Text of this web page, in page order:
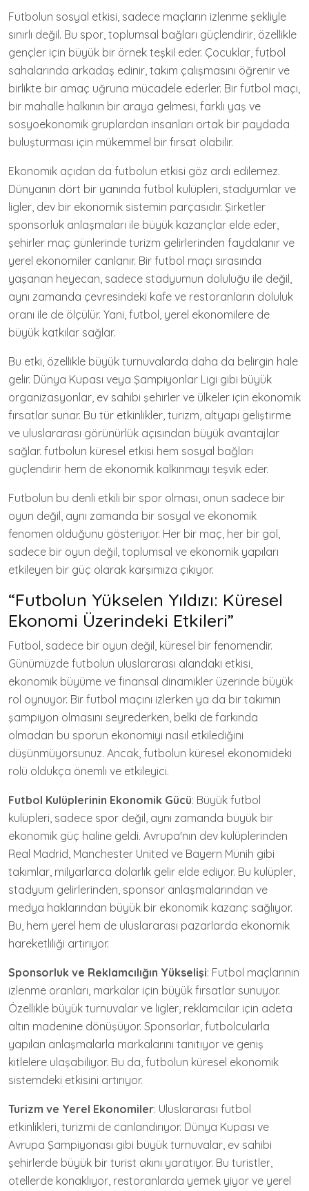
Futbolun sosyal etkisi, sadece maçların izlenme şekliyle
sınırlı değil. Bu spor, toplumsal bağları güçlendirir, özellikle
gençler için büyük bir örnek teşkil eder. Çocuklar, futbol
sahalarında arkadaş edinir, takım çalışmasını öğrenir ve
birlikte bir amaç uğruna mücadele ederler. Bir futbol maçı,
bir mahalle halkının bir araya gelmesi, farklı yaş ve
sosyoekonomik gruplardan insanları ortak bir paydada
buluşturması için mükemmel bir fırsat olabilir.
Ekonomik açıdan da futbolun etkisi göz ardı edilemez.
Dünyanın dört bir yanında futbol kulüpleri, stadyumlar ve
ligler, dev bir ekonomik sistemin parçasıdır. Şirketler
sponsorluk anlaşmaları ile büyük kazançlar elde eder,
şehirler maç günlerinde turizm gelirlerinden faydalanır ve
yerel ekonomiler canlanır. Bir futbol maçı sırasında
yaşanan heyecan, sadece stadyumun doluluğu ile değil,
aynı zamanda çevresindeki kafe ve restoranların doluluk
oranı ile de ölçülür. Yani, futbol, yerel ekonomilere de
büyük katkılar sağlar.
Bu etki, özellikle büyük turnuvalarda daha da belirgin hale
gelir. Dünya Kupası veya Şampiyonlar Ligi gibi büyük
organizasyonlar, ev sahibi şehirler ve ülkeler için ekonomik
fırsatlar sunar. Bu tür etkinlikler, turizm, altyapı geliştirme
ve uluslararası görünürlük açısından büyük avantajlar
sağlar. futbolun küresel etkisi hem sosyal bağları
güçlendirir hem de ekonomik kalkınmayı teşvik eder.
Futbolun bu denli etkili bir spor olması, onun sadece bir
oyun değil, aynı zamanda bir sosyal ve ekonomik
fenomen olduğunu gösteriyor. Her bir maç, her bir gol,
sadece bir oyun değil, toplumsal ve ekonomik yapıları
etkileyen bir güç olarak karşımıza çıkıyor.
“Futbolun Yükselen Yıldızı: Küresel
Ekonomi Üzerindeki Etkileri”
Futbol, sadece bir oyun değil, küresel bir fenomendir.
Günümüzde futbolun uluslararası alandaki etkisi,
ekonomik büyüme ve finansal dinamikler üzerinde büyük
rol oynuyor. Bir futbol maçını izlerken ya da bir takımın
şampiyon olmasını seyrederken, belki de farkında
olmadan bu sporun ekonomiyi nasıl etkilediğini
düşünmüyorsunuz. Ancak, futbolun küresel ekonomideki
rolü oldukça önemli ve etkileyici.
Futbol Kulüplerinin Ekonomik Gücü: Büyük futbol
kulüpleri, sadece spor değil, aynı zamanda büyük bir
ekonomik güç haline geldi. Avrupa'nın dev kulüplerinden
Real Madrid, Manchester United ve Bayern Münih gibi
takımlar, milyarlarca dolarlık gelir elde ediyor. Bu kulüpler,
stadyum gelirlerinden, sponsor anlaşmalarından ve
medya haklarından büyük bir ekonomik kazanç sağlıyor.
Bu, hem yerel hem de uluslararası pazarlarda ekonomik
hareketliliği artırıyor.
Sponsorluk ve Reklamcılığın Yükselişi: Futbol maçlarının
izlenme oranları, markalar için büyük fırsatlar sunuyor.
Özellikle büyük turnuvalar ve ligler, reklamcılar için adeta
altın madenine dönüşüyor. Sponsorlar, futbolcularla
yapılan anlaşmalarla markalarını tanıtıyor ve geniş
kitlelere ulaşabiliyor. Bu da, futbolun küresel ekonomik
sistemdeki etkisini artırıyor.
Turizm ve Yerel Ekonomiler: Uluslararası futbol
etkinlikleri, turizmi de canlandırıyor. Dünya Kupası ve
Avrupa Şampiyonası gibi büyük turnuvalar, ev sahibi
şehirlerde büyük bir turist akını yaratıyor. Bu turistler,
otellerde konaklıyor, restoranlarda yemek yiyor ve yerel